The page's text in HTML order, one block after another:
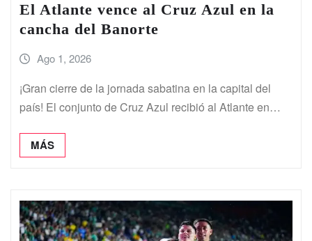
El Atlante vence al Cruz Azul en la
cancha del Banorte
Ago 1, 2026
¡Gran cierre de la jornada sabatina en la capital del
país! El conjunto de Cruz Azul recibió al Atlante en…
MÁS